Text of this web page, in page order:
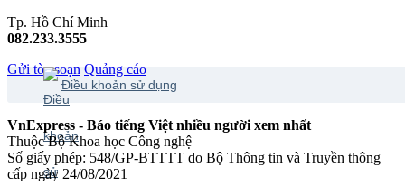
Tp. Hồ Chí Minh
082.233.3555
Gửi tòa soạn Quảng cáo
Điều khoản sử dụng
VnExpress - Báo tiếng Việt nhiều người xem nhất
Thuộc Bộ Khoa học Công nghệ
Số giấy phép: 548/GP-BTTTT do Bộ Thông tin và Truyền thông
cấp ngày 24/08/2021